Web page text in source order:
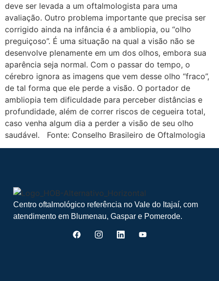
deve ser levada a um oftalmologista para uma
avaliação. Outro problema importante que precisa ser
corrigido ainda na infância é a ambliopia, ou “olho
preguiçoso”. É uma situação na qual a visão não se
desenvolve plenamente em um dos olhos, embora sua
aparência seja normal. Com o passar do tempo, o
cérebro ignora as imagens que vem desse olho “fraco”,
de tal forma que ele perde a visão. O portador de
ambliopia tem dificuldade para perceber distâncias e
profundidade, além de correr riscos de cegueira total,
caso venha algum dia a perder a visão de seu olho
saudável. Fonte: Conselho Brasileiro de Oftalmologia
Centro oftalmológico referência no Vale do Itajaí, com
atendimento em Blumenau, Gaspar e Pomerode.